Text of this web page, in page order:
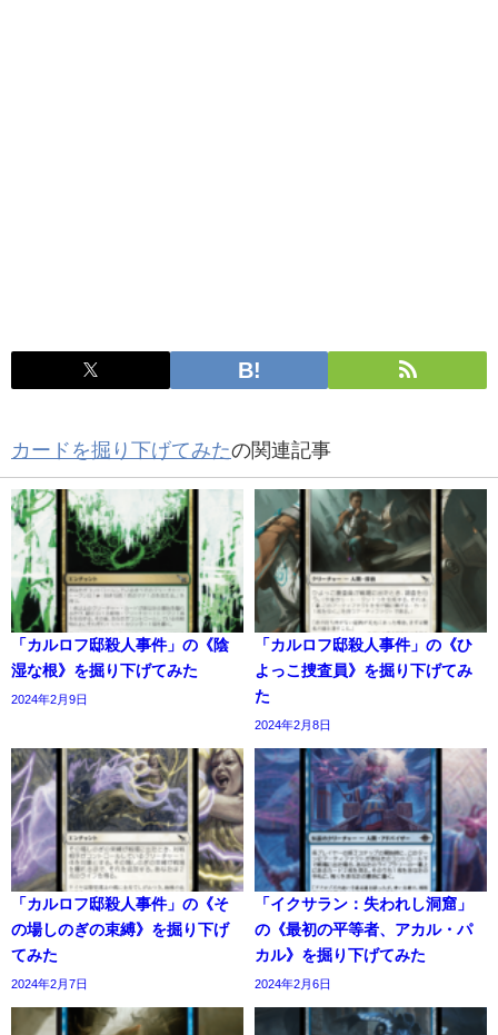
カードを掘り下げてみたの関連記事
「カルロフ邸殺人事件」の《陰
湿な根》を掘り下げてみた
2024年2月9日
「カルロフ邸殺人事件」の《ひ
よっこ捜査員》を掘り下げてみ
た
2024年2月8日
「カルロフ邸殺人事件」の《そ
の場しのぎの束縛》を掘り下げ
てみた
2024年2月7日
「イクサラン：失われし洞窟」
の《最初の平等者、アカル・パ
カル》を掘り下げてみた
2024年2月6日